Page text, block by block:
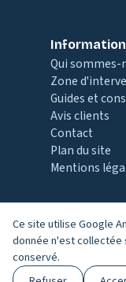
Qui sommes-
Zone
Guides et
Avis clients
Contact
Plan du site
Mentions
© 2026Vivons
de-Marne
Agréée par le
Ce site utilise Google
donnée n'est
conservé.